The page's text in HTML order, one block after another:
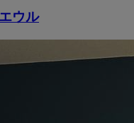
ウル